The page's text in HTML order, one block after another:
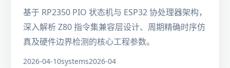
基于 RP2350 PIO 状态机与 ESP32 协处理器架构，
深入解析 Z80 指令集兼容层设计、周期精确时序仿
真及硬件边界检测的核心工程参数。
2026-04-10systems2026-04